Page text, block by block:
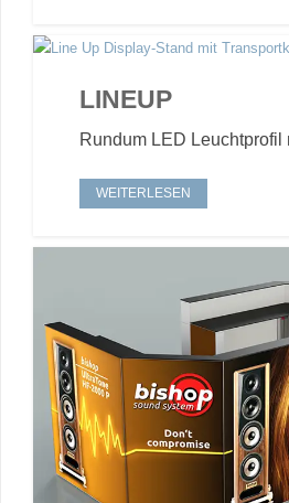
LINEUP
Rundum LED Leuchtprofil
WEITERLESEN